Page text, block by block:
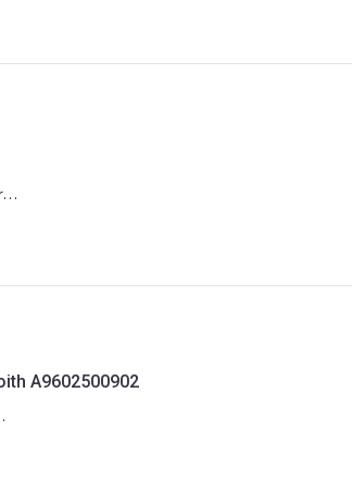
A9602500902